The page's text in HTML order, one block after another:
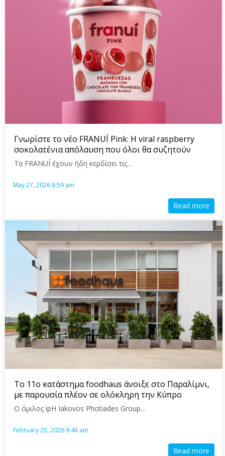
Γνωρίστε το νέο FRANUÍ Pink: Η viral raspberry
σοκολατένια απόλαυση που όλοι θα συζητούν
Τα FRANUÍ έχουν ήδη κερδίσει τις…
May 27, 2026 8:59 am
Read more
Το 11ο κατάστημα foodhaus άνοιξε στο Παραλίμνι,
με παρουσία πλέον σε ολόκληρη την Κύπρο
Ο όμιλος ipH Iakovos Photiades Group…
February 20, 2026 9:46 am
Read more